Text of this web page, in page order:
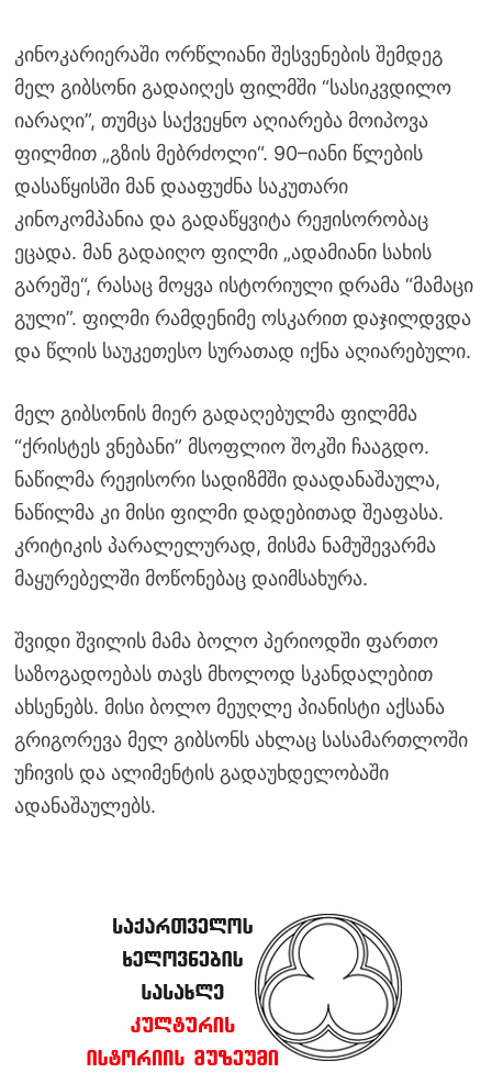
კინოკარიერაში ორწლიანი შესვენების შემდეგ
მელ გიბსონი გადაიღეს ფილმში “სასიკვდილო
იარაღი”, თუმცა საქვეყნო აღიარება მოიპოვა
ფილმით „გზის მებრძოლი“. 90–იანი წლების
დასაწყისში მან დააფუძნა საკუთარი
კინოკომპანია და გადაწყვიტა რეჟისორობაც
ეცადა. მან გადაიღო ფილმი „ადამიანი სახის
გარეშე“, რასაც მოყვა ისტორიული დრამა “მამაცი
გული”. ფილმი რამდენიმე ოსკარით დაჯილდვდა
და წლის საუკეთესო სურათად იქნა აღიარებული.
მელ გიბსონის მიერ გადაღებულმა ფილმმა
“ქრისტეს ვნებანი” მსოფლიო შოკში ჩააგდო.
ნაწილმა რეჟისორი სადიზმში დაადანაშაულა,
ნაწილმა კი მისი ფილმი დადებითად შეაფასა.
კრიტიკის პარალელურად, მისმა ნამუშევარმა
მაყურებელში მოწონებაც დაიმსახურა.
შვიდი შვილის მამა ბოლო პერიოდში ფართო
საზოგადოებას თავს მხოლოდ სკანდალებით
ახსენებს. მისი ბოლო მეუღლე პიანისტი აქსანა
გრიგორევა მელ გიბსონს ახლაც სასამართლოში
უჩივის და ალიმენტის გადაუხდელობაში
ადანაშაულებს.